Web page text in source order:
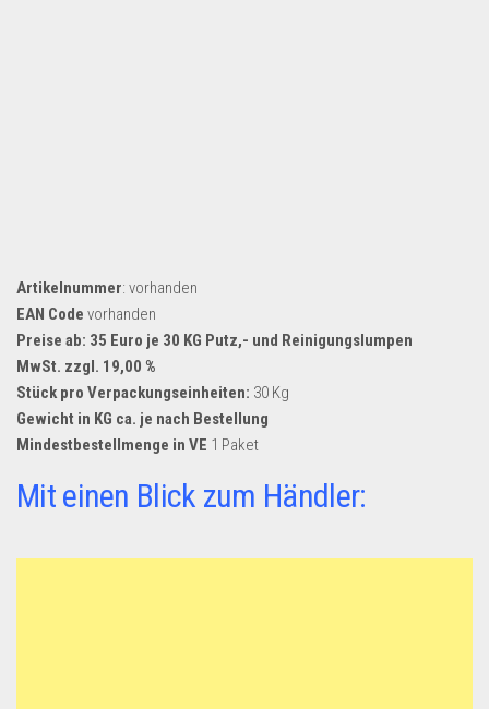
Artikelnummer: vorhanden
EAN Code vorhanden
Preise ab: 35 Euro je 30 KG Putz,- und Reinigungslumpen
MwSt. zzgl. 19,00 %
Stück pro Verpackungseinheiten: 30 Kg
Gewicht in KG ca. je nach Bestellung
Mindestbestellmenge in VE 1 Paket
Mit einen Blick zum Händler: